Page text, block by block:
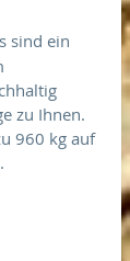
sind ein
zu Ihnen.
960 kg auf